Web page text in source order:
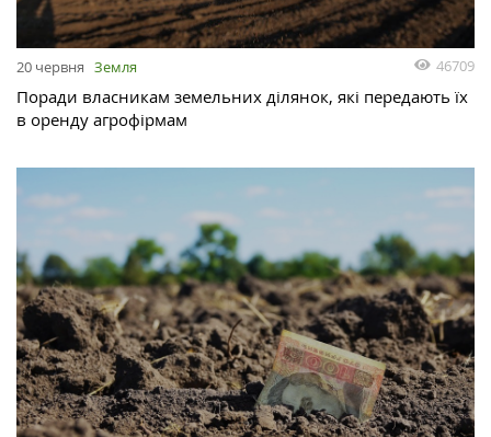
20 червня Земля 46709
Поради власникам земельних ділянок, які передають їх
в оренду агрофірмам